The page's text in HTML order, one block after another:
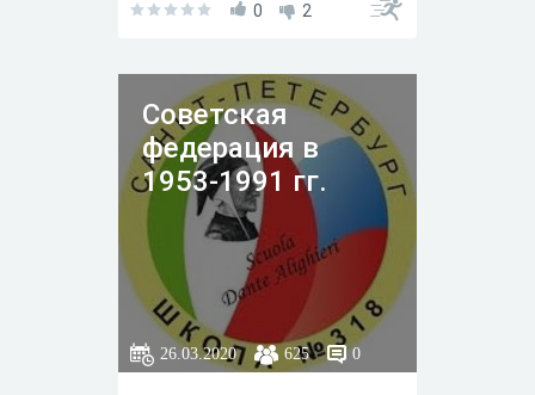
0 2
Советская
федерация в
1953-1991 гг.
26.03.2020 625 0